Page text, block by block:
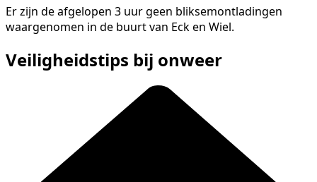
Er zijn de afgelopen 3 uur geen bliksemontladingen
waargenomen in de buurt van Eck en Wiel.
Veiligheidstips bij onweer